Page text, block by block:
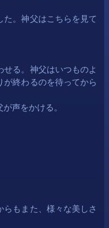
。神父はこちらを見て
る。神父はいつものよ
が終わるのを待ってから
声をかける。
らもまた、様々な美しさ